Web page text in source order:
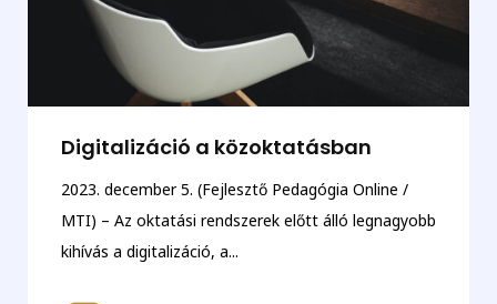
Digitalizáció a közoktatásban
2023. december 5. (Fejlesztő Pedagógia Online /
MTI) – Az oktatási rendszerek előtt álló legnagyobb
kihívás a digitalizáció, a...